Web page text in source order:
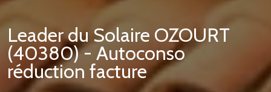
Leader du Solaire OZOURT
(40380) - Autoconso
réduction facture